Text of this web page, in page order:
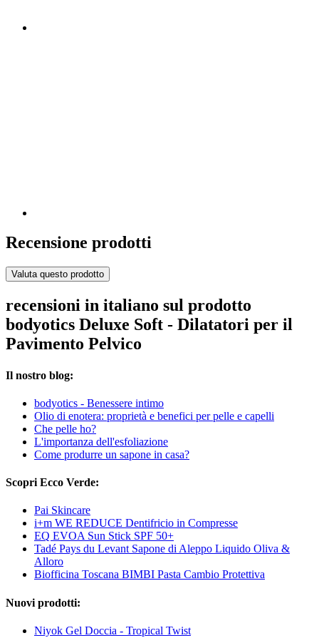
Recensione prodotti
Valuta questo prodotto
recensioni in italiano sul prodotto
bodyotics Deluxe Soft - Dilatatori per il
Pavimento Pelvico
Il nostro blog:
bodyotics - Benessere intimo
Olio di enotera: proprietà e benefici per pelle e capelli
Che pelle ho?
L'importanza dell'esfoliazione
Come produrre un sapone in casa?
Scopri Ecco Verde:
Pai Skincare
i+m WE REDUCE Dentifricio in Compresse
EQ EVOA Sun Stick SPF 50+
Tadé Pays du Levant Sapone di Aleppo Liquido Oliva &
Alloro
Biofficina Toscana BIMBI Pasta Cambio Protettiva
Nuovi prodotti:
Niyok Gel Doccia - Tropical Twist